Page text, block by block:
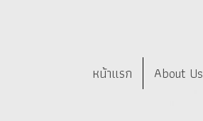
หน้าแรก About Us